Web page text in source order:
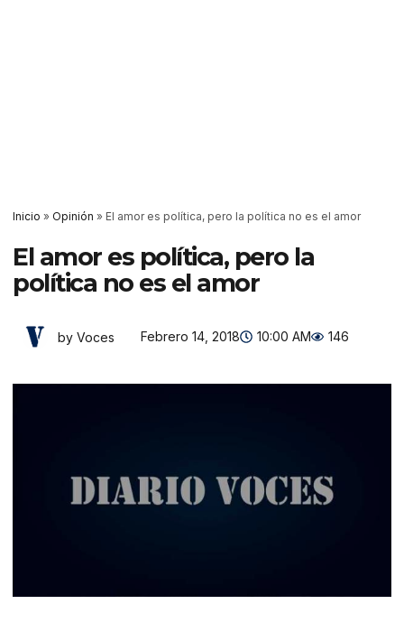
Inicio » Opinión » El amor es política, pero la política no es el amor
El amor es política, pero la
política no es el amor
by Voces Febrero 14, 2018 10:00 AM 146